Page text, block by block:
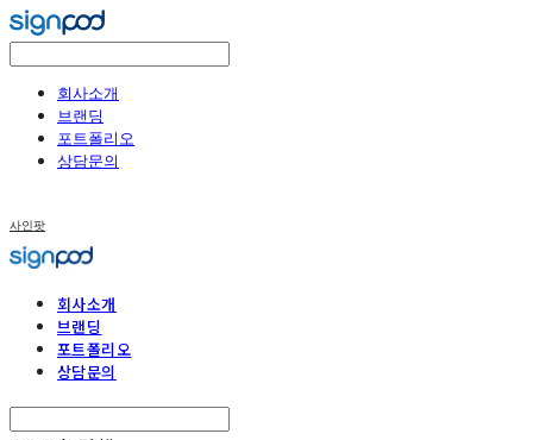
회사소개
브랜딩
포트폴리오
상담문의
사인팟
회사소개
브랜딩
포트폴리오
상담문의